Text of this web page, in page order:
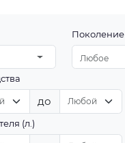
Поколение
Любое
до
(л.)